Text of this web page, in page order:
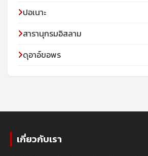
ปอเนาะ
สารานุกรมอิสลาม
ดุอาอ์ขอพร
เกี่ยวกับเรา